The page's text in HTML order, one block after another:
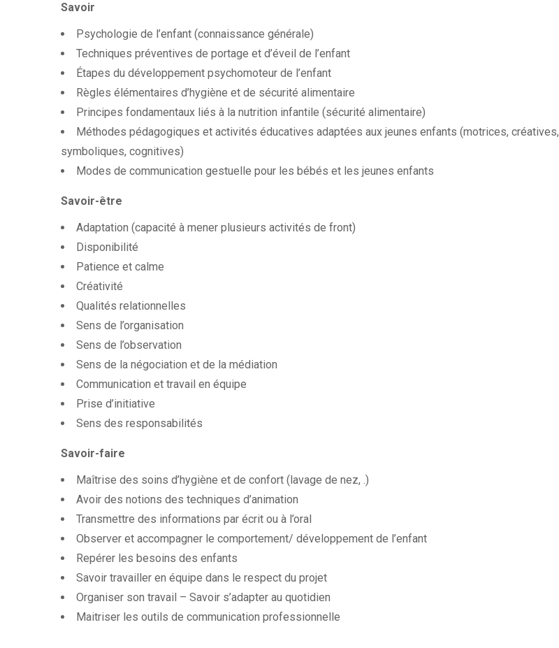
Savoir
Psychologie de l’enfant (connaissance générale)
Techniques préventives de portage et d’éveil de l’enfant
Étapes du développement psychomoteur de l’enfant
Règles élémentaires d’hygiène et de sécurité alimentaire
Principes fondamentaux liés à la nutrition infantile (sécurité alimentaire)
Méthodes pédagogiques et activités éducatives adaptées aux jeunes enfants (motrices, créatives,
symboliques, cognitives)
Modes de communication gestuelle pour les bébés et les jeunes enfants
Savoir-être
Adaptation (capacité à mener plusieurs activités de front)
Disponibilité
Patience et calme
Créativité
Qualités relationnelles
Sens de l’organisation
Sens de l’observation
Sens de la négociation et de la médiation
Communication et travail en équipe
Prise d’initiative
Sens des responsabilités
Savoir-faire
Maîtrise des soins d’hygiène et de confort (lavage de nez, .)
Avoir des notions des techniques d’animation
Transmettre des informations par écrit ou à l’oral
Observer et accompagner le comportement/ développement de l’enfant
Repérer les besoins des enfants
Savoir travailler en équipe dans le respect du projet
Organiser son travail – Savoir s’adapter au quotidien
Maitriser les outils de communication professionnelle